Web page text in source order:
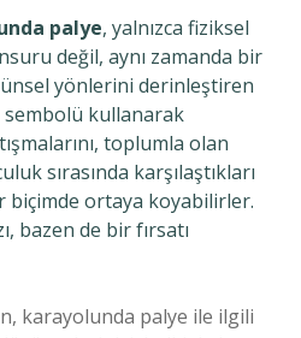
palye, yalnızca fiziksel
değil, aynı zamanda bir
yönlerini derinleştiren
sembolü kullanarak
toplumla olan
sırasında karşılaştıkları
biçimde ortaya koyabilirler.
bazen de bir fırsatı
karayolunda palye ile ilgili